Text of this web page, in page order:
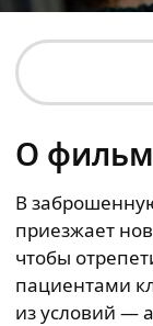
О
В
приезжает
чтобы
пациентами
из условий —